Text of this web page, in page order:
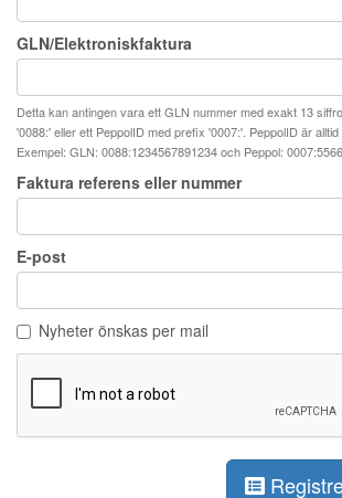
GLN/Elektroniskfaktura
Detta kan antingen vara ett GLN nummer med exakt 13
'0088:' eller ett PeppolID med prefix '0007:'. PeppolID är
Exempel: GLN: 0088:1234567891234 och Peppol:
Faktura referens eller nummer
E-post
Nyheter önskas per mail